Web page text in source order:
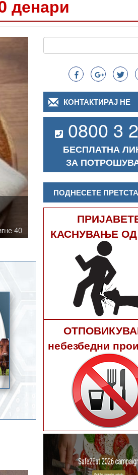
денари
Search
Пребарување
КОНТАКТИРАЈ НЕ
0800 3
БЕСПЛАТНА
ЗА
ПОДНЕСЕТЕ
КАСНУВАЊЕ
небезбедни